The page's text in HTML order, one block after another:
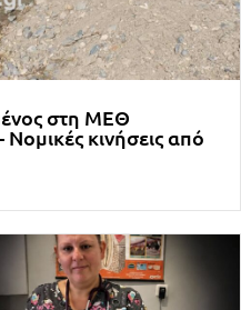
στη ΜΕΘ
κινήσεις από